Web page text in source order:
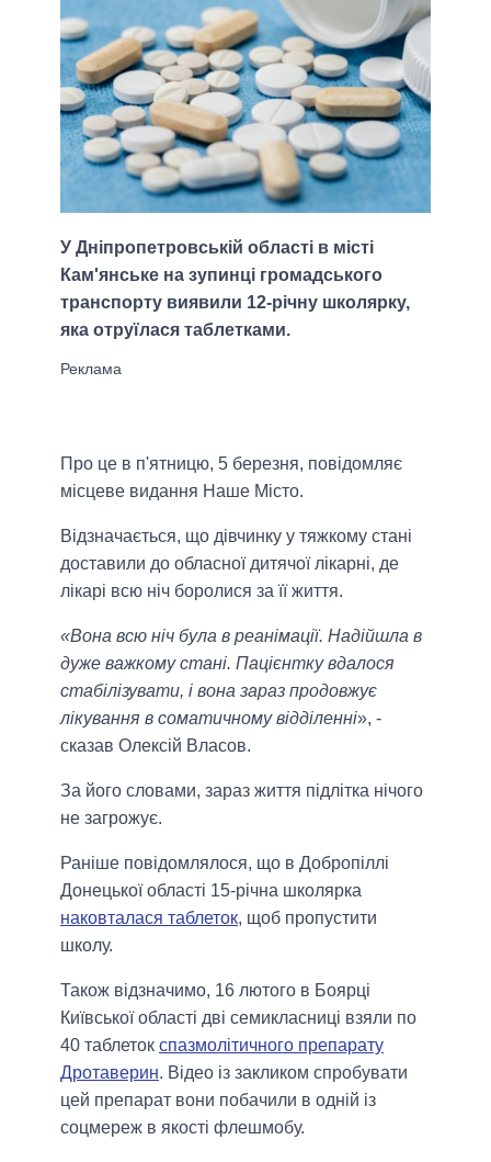
У Дніпропетровській області в місті
Кам'янське на зупинці громадського
транспорту виявили 12-річну школярку,
яка отруїлася таблетками.
Про це в п'ятницю, 5 березня, повідомляє
місцеве видання Наше Місто.
Відзначається, що дівчинку у тяжкому стані
доставили до обласної дитячої лікарні, де
лікарі всю ніч боролися за її життя.
«Вона всю ніч була в реанімації. Надійшла в
дуже важкому стані. Пацієнтку вдалося
стабілізувати, і вона зараз продовжує
лікування в соматичному відділенні», -
сказав Олексій Власов.
За його словами, зараз життя підлітка нічого
не загрожує.
Раніше повідомлялося, що в Добропіллі
Донецької області 15-річна школярка
наковталася таблеток, щоб пропустити
школу.
Також відзначимо, 16 лютого в Боярці
Київської області дві семикласниці взяли по
40 таблеток спазмолітичного препарату
Дротаверин. Відео із закликом спробувати
цей препарат вони побачили в одній із
соцмереж в якості флешмобу.